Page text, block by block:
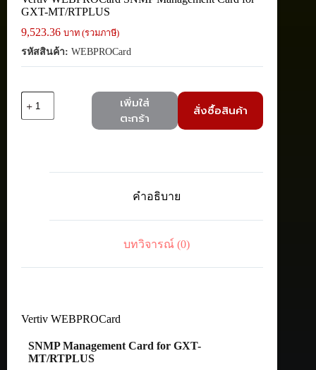
GXT-MT/RTPLUS
9,523.36 บาท (รวมภาษี)
รหัสสินค้า: WEBPROCard
Vertiv
เพิ่มใส่
ตะกร้า
สั่งซื้อสินค้า
คำอธิบาย
บทวิจารณ์ (0)
Vertiv WEBPROCard
SNMP Management Card for GXT-
MT/RTPLUS